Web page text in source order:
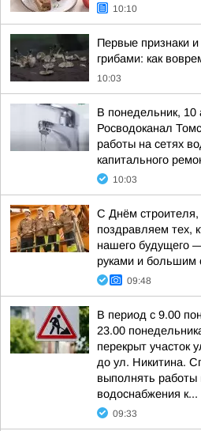
10:10
Первые признаки
грибами: как
10:03
В понедельник, 10
Росводоканал
работы на сетях
капитального
10:03
С Днём
поздравляем тех,
нашего будущего
руками и большим
09:48
В период с 9.00
23.00
перекрыт участок
до ул. Никитина.
выполнять работы
водоснабжения к...
09:33